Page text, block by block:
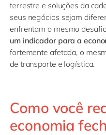
terrestre e soluções da
seus negócios sejam
enfrentam o mesmo
um indicador para a
fortemente afetada, o
de transporte e logística.
Como você
economia